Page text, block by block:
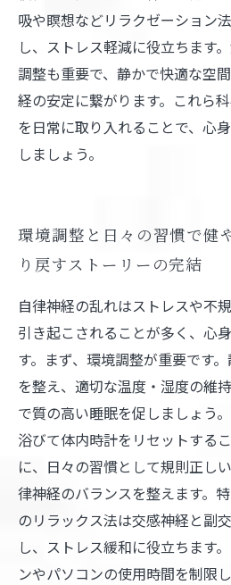
吸や瞑想などリラクゼーション
し、ストレス軽減に役立ちます
調整も重要で、静かで快適な空
経の安定に繋がります。これら
を日常に取り入れることで、心
しましょう。
環境調整と日々の習慣で健
り戻すストーリーの完結
自律神経の乱れはストレスや不
引き起こされることが多く、心
す。まず、環境調整が重要です
を整え、適切な温度・湿度の維
で質の高い睡眠を促しましょう
浴びて体内時計をリセットする
に、日々の習慣として規則正し
律神経のバランスを整えます。
のリラックス法は交感神経と副
し、ストレス緩和に役立ちます
ンやパソコンの使用時間を制限